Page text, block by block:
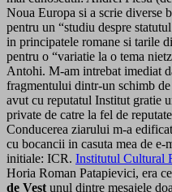
Noua Europa si a scrie diverse
pentru un “studiu despre
in principatele romane si tarile
pentru o “variatie la o tema
Antohi. M-am intrebat imediat
fragmentului dintr-un schimb
avut cu reputatul Institut gratie
private de catre la fel de
Conducerea ziarului m-a
cu bocancii in casuta mea de
initiale: ICR. Institutul Cultural
Horia Roman Patapievici, era
de Vest unul dintre mesajele